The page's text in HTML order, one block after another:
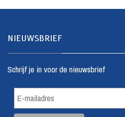
NIEUWSBRIEF
Schrijf je in voor de nieuwsbrief